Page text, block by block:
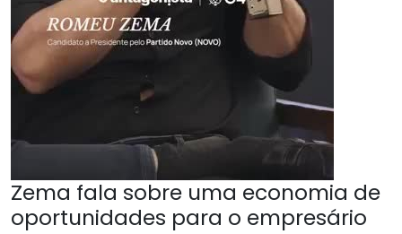
Zema fala sobre uma economia de
oportunidades para o empresário